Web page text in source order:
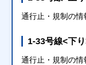
通行止・規制の情
1-33号線<下
通行止・規制の情